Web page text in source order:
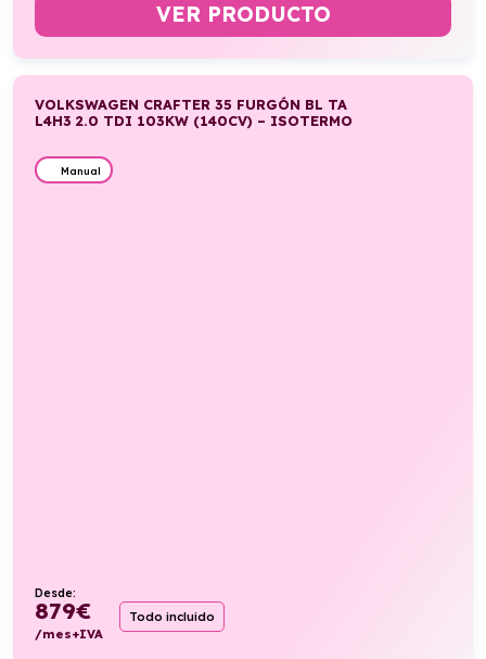
VER PRODUCTO
VOLKSWAGEN CRAFTER 35 FURGÓN BL TA
L4H3 2.0 TDI 103KW (140CV) – ISOTERMO
Manual
Desde:
879€
/mes+IVA
Todo incluido